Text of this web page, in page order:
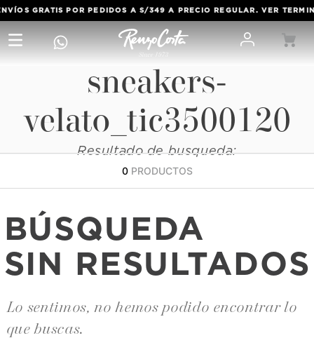
GRATIS POR PEDIDOS A S/349 A PRECIO REGULAR. VER
sneakers-
velato_tic3500120
Resultado de busqueda:
0 PRODUCTOS
BÚSQUEDA
SIN RESULTADOS
Lo sentimos, no hemos podido encontrar lo
que buscas.